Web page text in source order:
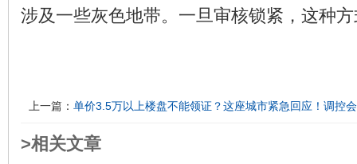
涉及一些灰色地带。一旦审核锁紧，这种
上一篇： 单价3.5万以上楼盘不能领证？这座城市紧急回应！调控
>相关文章